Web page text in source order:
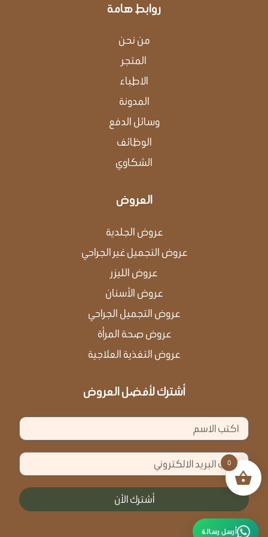
a
m
روابط هامة
من نحن
المتجر
اﻻﻃﺒﺎء
اﻟﻤﺪوﻧﺔ
وﺳﺎﺋﻞ اﻟﺪﻓﻊ
الوظائف
الشكاوي
العروض
عروض الجلدية
عروض التجميل غير الجراحي
عروض الليزر
عروض الأسنان
عروض التجميل الجراحي
عروض صحة المرأة
عروض التغذية العلاجية
أشترك لأفضل العروض
الاسم
البريد
الالكتروني
أشترك الأن
0
أرسل رسالة